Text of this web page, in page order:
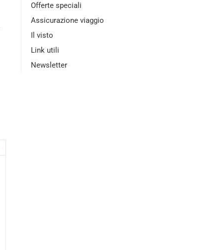
Offerte speciali
Assicurazione viaggio
Il visto
Link utili
Newsletter